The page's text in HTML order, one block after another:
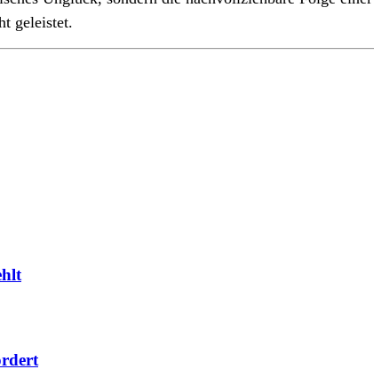
geleistet.